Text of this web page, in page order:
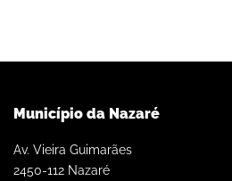
Município da Nazaré
Av. Vieira Guimarães
2450-112 Nazaré